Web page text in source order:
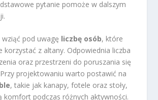
pytanie pomoże w dalszym
pod uwagę liczbę osób, które
korzystać z altany. Odpowiednia liczba
oraz przestrzeni do poruszania się
projektowaniu warto postawić na
, takie jak kanapy, fotele oraz stoły,
komfort podczas różnych aktywności.